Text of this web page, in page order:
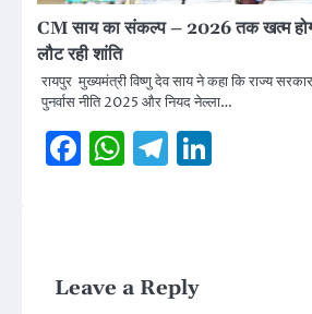
CM साय का संकल्प – 2026 तक खत्म
लौट रही शांति
रायपुर मुख्यमंत्री विष्णु देव साय ने कहा कि राज्य
पुनर्वास नीति 2025 और नियद नेल्ला…
Facebook
WhatsApp
Telegram
Leave a Reply